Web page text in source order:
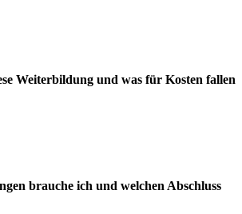
Weiterbildung und was für Kosten fallen
brauche ich und welchen Abschluss